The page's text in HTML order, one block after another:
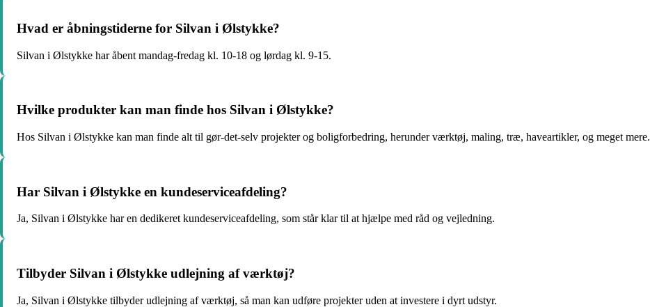
Hvad er åbningstiderne for Silvan i Ølstykke?
Silvan i Ølstykke har åbent mandag-fredag kl. 10-18 og lørdag kl. 9-15.
Hvilke produkter kan man finde hos Silvan i Ølstykke?
Hos Silvan i Ølstykke kan man finde alt til gør-det-selv projekter og boligforbedring, herunder værktøj, maling, træ, haveartikler, og meget mere.
Har Silvan i Ølstykke en kundeserviceafdeling?
Ja, Silvan i Ølstykke har en dedikeret kundeserviceafdeling, som står klar til at hjælpe med råd og vejledning.
Tilbyder Silvan i Ølstykke udlejning af værktøj?
Ja, Silvan i Ølstykke tilbyder udlejning af værktøj, så man kan udføre projekter uden at investere i dyrt udstyr.